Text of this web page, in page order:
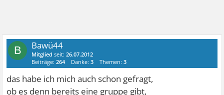
B Bawü44
Mitglied seit:26.07.2012
Beiträge:264 Danke:3 Themen:3
das habe ich mich auch schon gefragt,
ob es denn bereits eine gruppe gibt,